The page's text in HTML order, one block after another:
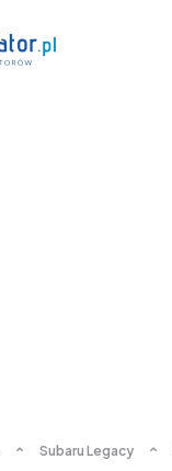
Subaru Legacy